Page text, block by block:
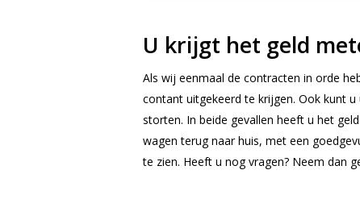
U krijgt het geld
Als wij eenmaal de contracten in orde
contant uitgekeerd te krijgen. Ook kunt
storten. In beide gevallen heeft u het
wagen terug naar huis, met een
te zien. Heeft u nog vragen? Neem dan